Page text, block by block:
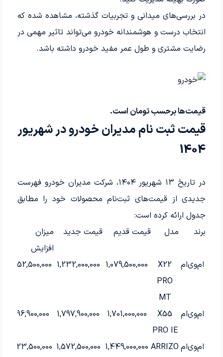
در بررسی‌های میدانی و تجربیات گذشته، مشاهده شده که
انتخاب درست و هوشمندانه خودرو می‌تواند تاثیر مهمی در
رضایت مشتری و طول عمر مفید خودرو داشته باشد.
قیمت‌ها برحسب تومان است.
قیمت ثبت نام مدیران خودرو در شهریور
1404
در تاریخ ۱۳ شهریور ۱۴۰۴، شرکت مدیران خودرو فهرست
جدیدی از قیمت‌های ثبت‌نام محصولات خود را مطابق
جدول ارائه کرده است:
برند
مدل قیمت قدیم قیمت جدید
میزان
افزایش
ام‌وی‌ام
X22
PRO
MT
1,079,500,000
1,232,000,000
152,500,000
ام‌وی‌ام
X55
PRO IE
1,701,000,000
1,797,900,000
96,900,000
ام‌وی‌امARRIZO
1,449,000,000
1,572,500,000
123,500,000